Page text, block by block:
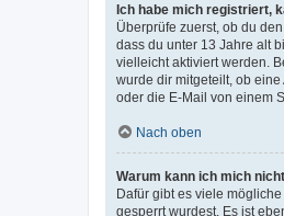
Ich habe mich registriert,
Überprüfe zuerst, ob du
dass du unter 13 Jahre alt
vielleicht aktiviert werden.
wurde dir mitgeteilt, ob
oder die E-Mail von einem
Nach oben
Warum kann ich mich
Dafür gibt es viele
gesperrt wurdest. Es ist